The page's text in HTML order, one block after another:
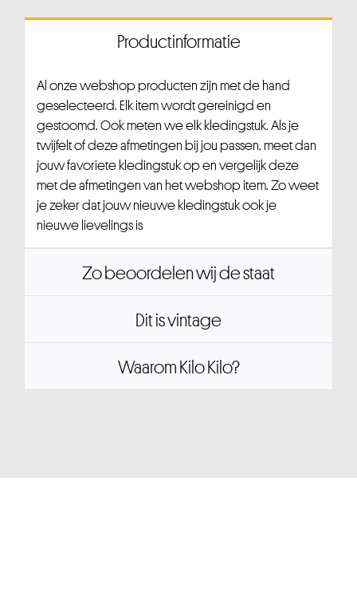
Productinformatie
Al onze webshop producten zijn met de hand
geselecteerd. Elk item wordt gereinigd en
gestoomd. Ook meten we elk kledingstuk. Als je
twijfelt of deze afmetingen bij jou passen, meet dan
jouw favoriete kledingstuk op en vergelijk deze
met de afmetingen van het webshop item. Zo weet
je zeker dat jouw nieuwe kledingstuk ook je
nieuwe lievelings is
Zo beoordelen wij de staat
Dit is vintage
Waarom Kilo Kilo?